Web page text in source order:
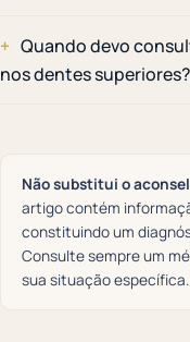
Quando devo
nos dentes superiores?
Não substitui o
artigo contém
constituindo um
Consulte sempre um
sua situação específica.